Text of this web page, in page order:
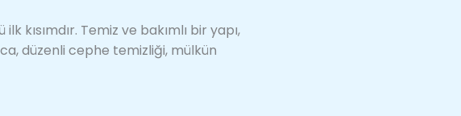
kısımdır. Temiz ve bakımlı bir yapı,
düzenli cephe temizliği, mülkün